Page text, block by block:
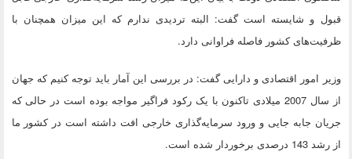
قبول و شایسته است گفت: البته تردیدی ندارم که این میزان همچنان با
ظرفیت‌های کشور فاصله فراوانی دارد.
وزیر امور اقتصادی و دارایی گفت: در بررسی این آمار باید توجه کنیم که جهان
از سال 2007 میلادی تاکنون با یک رکود فراگیر مواجه بوده است در حالی که
جریان جابه جایی و ورود سرمایه‌گذاری خارجی افت داشته است در کشور ما
از رشد 143 درصدی برخوردار شده است.